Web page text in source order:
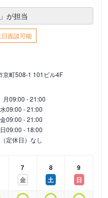
が担当
日面談可能
京町508-1 101ビル4F
月09:00 - 21:00
水09:00 - 21:00
金09:00 - 21:00
日09:00 - 18:00
（定休日）なし
7
金
8
土
9
日